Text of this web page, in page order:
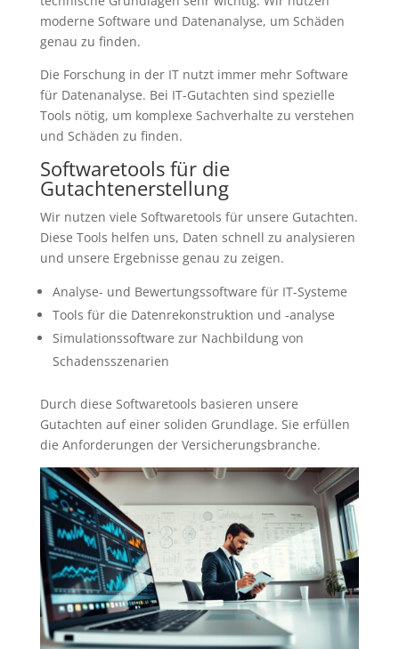
moderne Software und Datenanalyse, um Schäden
genau zu finden.
Die Forschung in der IT nutzt immer mehr Software
für Datenanalyse. Bei IT-Gutachten sind spezielle
Tools nötig, um komplexe Sachverhalte zu verstehen
und Schäden zu finden.
Softwaretools für die
Gutachtenerstellung
Wir nutzen viele Softwaretools für unsere Gutachten.
Diese Tools helfen uns, Daten schnell zu analysieren
und unsere Ergebnisse genau zu zeigen.
Analyse- und Bewertungssoftware für IT-Systeme
Tools für die Datenrekonstruktion und -analyse
Simulationssoftware zur Nachbildung von
Schadensszenarien
Durch diese Softwaretools basieren unsere
Gutachten auf einer soliden Grundlage. Sie erfüllen
die Anforderungen der Versicherungsbranche.